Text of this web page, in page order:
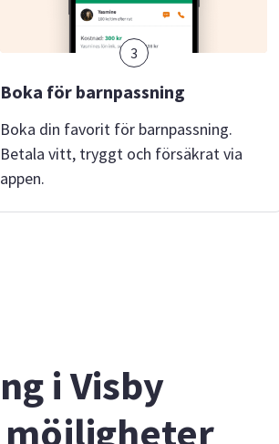
3
Boka för barnpassning
Boka din favorit för barnpassning.
Betala vitt, tryggt och försäkrat via
appen.
i Visby
möjligheter